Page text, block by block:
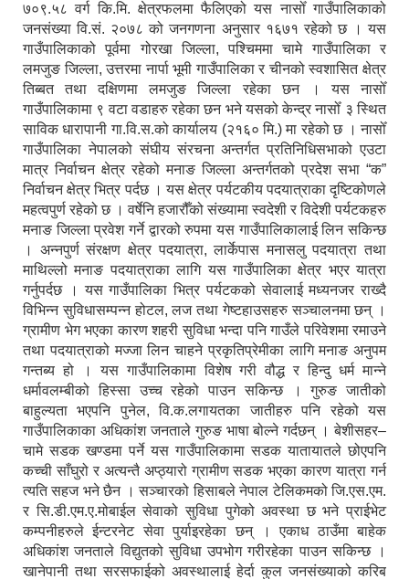
७०९.५८ वर्ग कि.मि. क्षेत्रफलमा फैलिएको यस नासोँ गाउँपालिकाको
जनसंख्या वि.सं. २०७८ को जनगणना अनुसार १६७१ रहेको छ । यस
गाउँपालिकाको पूर्वमा गोरखा जिल्ला, पश्चिममा चामे गाउँपालिका र
लमजुङ जिल्ला, उत्तरमा नार्पा भूमी गाउँपालिका र चीनको स्वशासित क्षेत्र
तिब्बत तथा दक्षिणमा लमजुङ जिल्ला रहेका छन । यस नासोँ
गाउँपालिकामा ९ वटा वडाहरु रहेका छन भने यसको केन्द्र नासोँ ३ स्थित
साविक धारापानी गा.वि.स.को कार्यालय (२१६० मि.) मा रहेको छ । नासोँ
गाउँपालिका नेपालको संघीय संरचना अन्तर्गत प्रतिनिधिसभाको एउटा
मात्र निर्वाचन क्षेत्र रहेको मनाङ जिल्ला अन्तर्गतको प्रदेश सभा “क”
निर्वाचन क्षेत्र भित्र पर्दछ । यस क्षेत्र पर्यटकीय पदयात्राका दृष्टिकोणले
महत्वपुर्ण रहेको छ । वर्षेनि हजारौँको संख्यामा स्वदेशी र विदेशी पर्यटकहरु
मनाङ जिल्ला प्रवेश गर्ने द्वारको रुपमा यस गाउँपालिकालाई लिन सकिन्छ
। अन्नपुर्ण संरक्षण क्षेत्र पदयात्रा, लार्केपास मनासलु पदयात्रा तथा
माथिल्लो मनाङ पदयात्राका लागि यस गाउँपालिका क्षेत्र भएर यात्रा
गर्नुपर्दछ । यस गाउँपालिका भित्र पर्यटकको सेवालाई मध्यनजर राख्दै
विभिन्न सुविधासम्पन्न होटल, लज तथा गेष्टहाउसहरु सञ्चालनमा छन् ।
ग्रामीण भेग भएका कारण शहरी सुविधा भन्दा पनि गाउँले परिवेशमा रमाउने
तथा पदयात्राको मज्जा लिन चाहने प्रकृतिप्रेमीका लागि मनाङ अनुपम
गन्तब्य हो । यस गाउँपालिकामा विशेष गरी वौद्ध र हिन्दु धर्म मान्ने
धर्मावलम्बीको हिस्सा उच्च रहेको पाउन सकिन्छ । गुरुङ जातीको
बाहुल्यता भएपनि पुनेल, वि.क.लगायतका जातीहरु पनि रहेको यस
गाउँपालिकाका अधिकांश जनताले गुरुङ भाषा बोल्ने गर्दछन् । बेशीसहर–
चामे सडक खण्डमा पर्ने यस गाउँपालिकामा सडक यातायातले छोएपनि
कच्ची साँघुरो र अत्यन्तै अप्ठ्यारो ग्रामीण सडक भएका कारण यात्रा गर्न
त्यति सहज भने छैन । सञ्चारको हिसाबले नेपाल टेलिकमको जि.एस.एम.
र सि.डी.एम.ए.मोबाईल सेवाको सुविधा पुगेको अवस्था छ भने प्राईभेट
कम्पनीहरुले ईन्टरनेट सेवा पुर्याइरहेका छन् । एकाध ठाउँमा बाहेक
अधिकांश जनताले विद्युतको सुविधा उपभोग गरीरहेका पाउन सकिन्छ ।
खानेपानी तथा सरसफाईको अवस्थालाई हेर्दा कुल जनसंख्याको करिब